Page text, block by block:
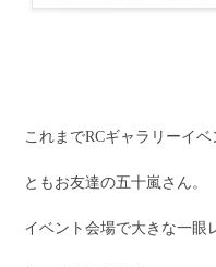
これまでRCギャラリーイ
ともお友達の五十嵐さん。
イベント会場で大きな一眼